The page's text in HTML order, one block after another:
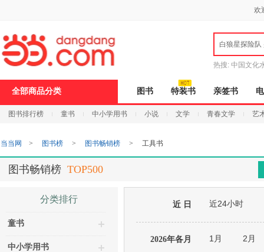
欢
白狼星探险队
热搜: 中国文化
全部商品分类 图书 特装书 亲签书
图书排行榜 童书 中小学用书 小说 文学 青春文学 艺
打
开
无
障
页
加
当当网 > 图书榜 > 图书畅销榜 > 工具书
图书畅销榜 TOP500
分类排行
童书
中小学用书
近 日 近24小时
2026年各月 1月 2月